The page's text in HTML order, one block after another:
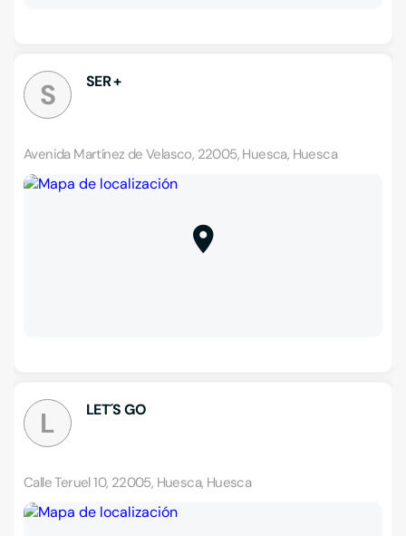
S SER +
Avenida Martínez de Velasco, 22005, Huesca, Huesca
L LET´S GO
Calle Teruel 10, 22005, Huesca, Huesca